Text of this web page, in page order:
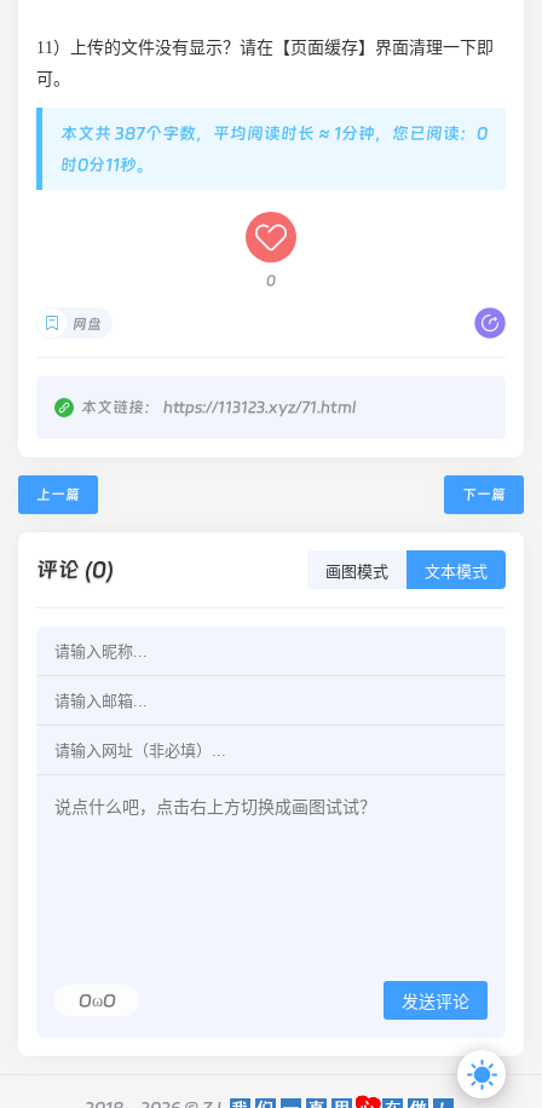
11）上传的文件没有显示？请在【页面缓存】界面清理一下即
可。
本文共 387个字数，平均阅读时长 ≈ 1分钟，您已阅读：0
时0分11秒。
0
网盘
本文链接： https://113123.xyz/71.html
上一篇 下一篇
评论 (0) 画图模式 文本模式
OωO 发送评论